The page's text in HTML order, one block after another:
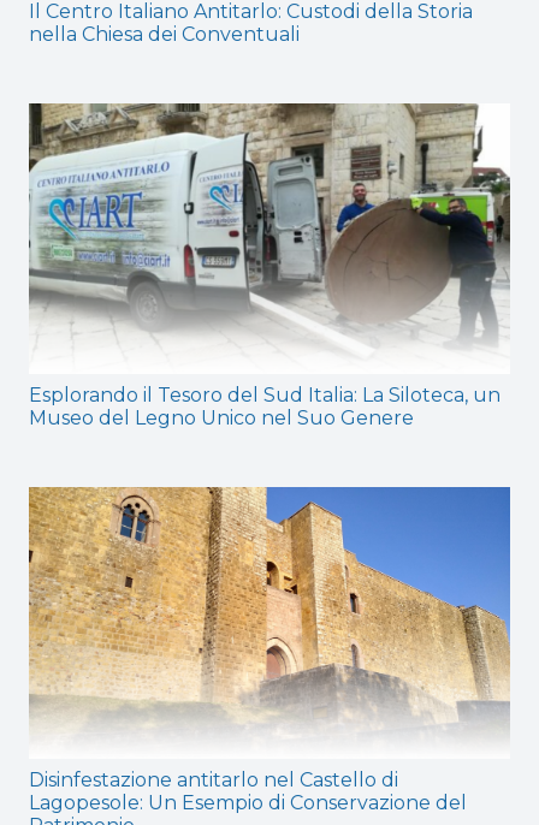
Il Centro Italiano Antitarlo: Custodi della Storia
nella Chiesa dei Conventuali
Esplorando il Tesoro del Sud Italia: La Siloteca, un
Museo del Legno Unico nel Suo Genere
Disinfestazione antitarlo nel Castello di
Lagopesole: Un Esempio di Conservazione del